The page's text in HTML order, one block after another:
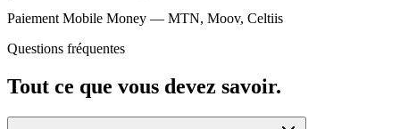
Paiement Mobile Money — MTN, Moov, Celtiis
Questions fréquentes
Tout ce que vous devez savoir.